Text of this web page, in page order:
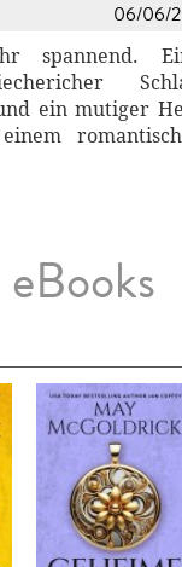
06/06/
spannend.
ein mutiger